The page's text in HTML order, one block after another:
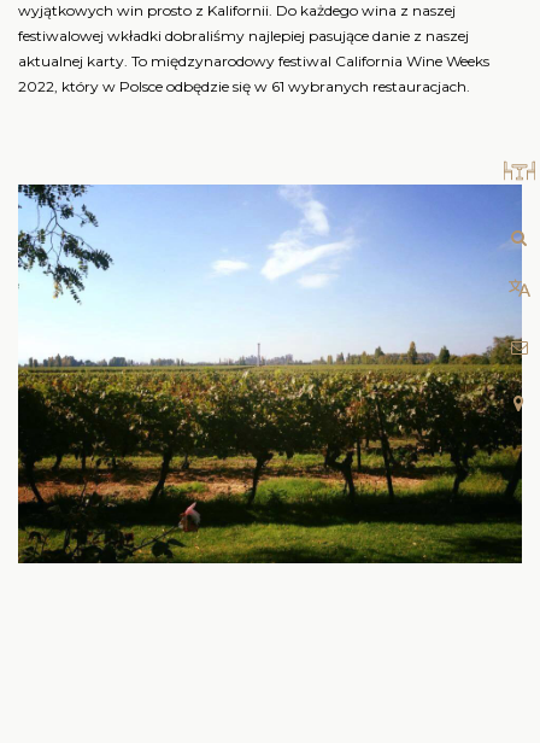
wyjątkowych win prosto z Kalifornii. Do każdego wina z naszej
festiwalowej wkładki dobraliśmy najlepiej pasujące danie z naszej
aktualnej karty. To międzynarodowy festiwal California Wine Weeks
2022, który w Polsce odbędzie się w 61 wybranych restauracjach.